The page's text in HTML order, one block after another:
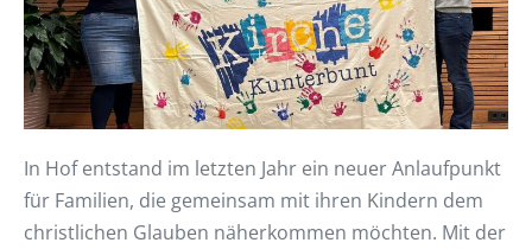
In Hof entstand im letzten Jahr ein neuer Anlaufpunkt
für Familien, die gemeinsam mit ihren Kindern dem
christlichen Glauben näherkommen möchten. Mit der